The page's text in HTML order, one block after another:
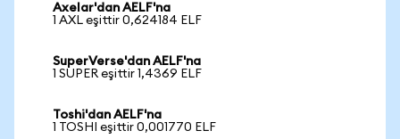
Axelar'dan AELF'na
1 AXL eşittir 0,624184 ELF
SuperVerse'dan AELF'na
1 SUPER eşittir 1,4369 ELF
Toshi'dan AELF'na
1 TOSHI eşittir 0,001770 ELF